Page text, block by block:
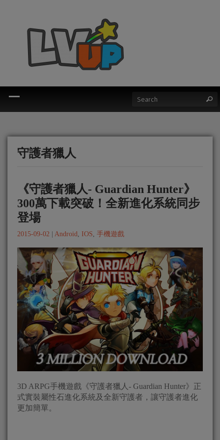
守護者獵人
《守護者獵人- Guardian Hunter》
300萬下載突破！全新進化系統同步
登場
2015-09-02 Android, IOS, 手機遊戲
3D ARPG手機遊戲《守護者獵人- Guardian Hunter》正
式實裝屬性石進化系統及全新守護者，讓守護者進化
更加簡單。